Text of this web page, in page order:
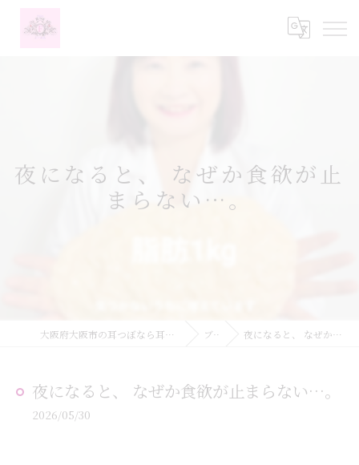
夜になると、 なぜか食欲が止
まらない…。
大阪府大阪市の耳つぼなら耳つぼダイエットサロンふーみん ブログ 夜になると、 なぜか食欲が止まらない…。
夜になると、 なぜか食欲が止まらない…。
2026/05/30